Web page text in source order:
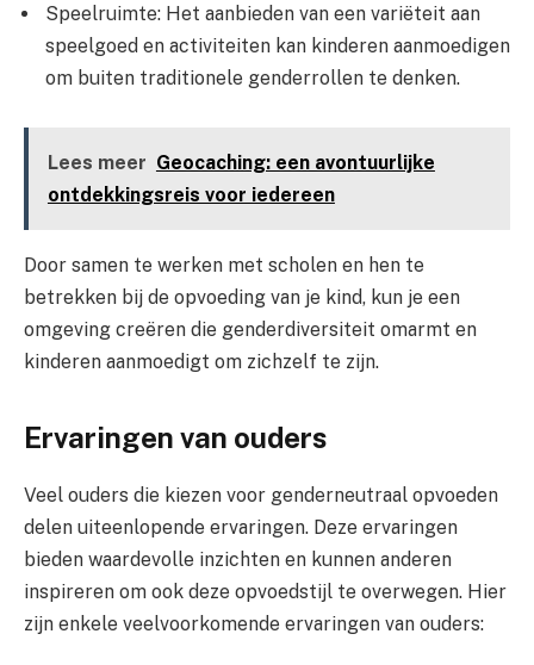
Speelruimte: Het aanbieden van een variëteit aan
speelgoed en activiteiten kan kinderen aanmoedigen
om buiten traditionele genderrollen te denken.
Lees meer Geocaching: een avontuurlijke
ontdekkingsreis voor iedereen
Door samen te werken met scholen en hen te
betrekken bij de opvoeding van je kind, kun je een
omgeving creëren die genderdiversiteit omarmt en
kinderen aanmoedigt om zichzelf te zijn.
Ervaringen van ouders
Veel ouders die kiezen voor genderneutraal opvoeden
delen uiteenlopende ervaringen. Deze ervaringen
bieden waardevolle inzichten en kunnen anderen
inspireren om ook deze opvoedstijl te overwegen. Hier
zijn enkele veelvoorkomende ervaringen van ouders: